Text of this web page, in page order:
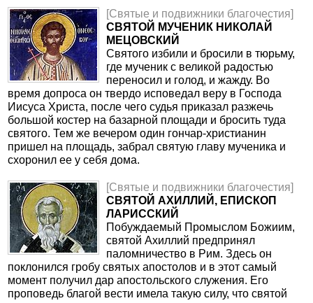
[Святые и подвижники благочестия]
СВЯТОЙ МУЧЕНИК НИКОЛАЙ
МЕЦОВСКИЙ
Святого избили и бросили в тюрьму,
где мученик с великой радостью
переносил и голод, и жажду. Во
время допроса он твердо исповедал веру в Господа
Иисуса Христа, после чего судья приказал разжечь
большой костер на базарной площади и бросить туда
святого. Тем же вечером один гончар-христианин
пришел на площадь, забрал святую главу мученика и
схоронил ее у себя дома.
[Святые и подвижники благочестия]
СВЯТОЙ АХИЛЛИЙ, ЕПИСКОП
ЛАРИССКИЙ
Побуждаемый Промыслом Божиим,
святой Ахиллий предпринял
паломничество в Рим. Здесь он
поклонился гробу святых апостолов и в этот самый
момент получил дар апостольского служения. Его
проповедь благой вести имела такую силу, что святой